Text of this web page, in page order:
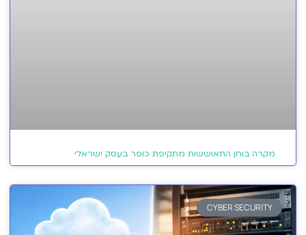
מקרה בוחן התאוששות מתקיפת כופר בעסק ישראלי
CYBER SECURITY